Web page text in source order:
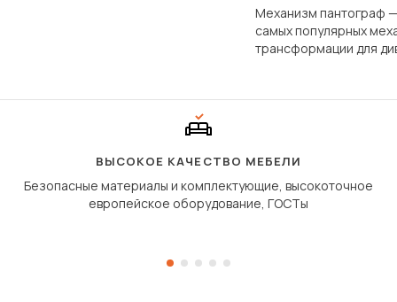
Механизм пантограф
самых популярных
трансформации для
сиденье не
дугообразной
ВЫСОКОЕ КАЧЕСТВО МЕБЕЛИ
Безопасные материалы и комплектующие, высокоточное
европейское оборудование, ГОСТы